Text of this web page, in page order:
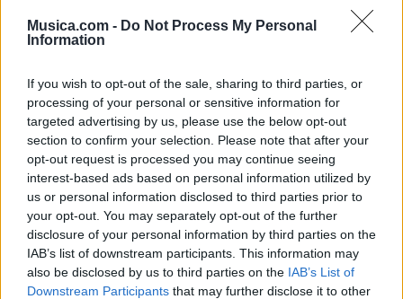
Musica.com - Do Not Process My Personal
Information
If you wish to opt-out of the sale, sharing to third parties, or
processing of your personal or sensitive information for
targeted advertising by us, please use the below opt-out
section to confirm your selection. Please note that after your
opt-out request is processed you may continue seeing
interest-based ads based on personal information utilized by
us or personal information disclosed to third parties prior to
your opt-out. You may separately opt-out of the further
disclosure of your personal information by third parties on the
IAB’s list of downstream participants. This information may
also be disclosed by us to third parties on the IAB’s List of
Downstream Participants that may further disclose it to other
Añadir un comentario ...
🪐🚀 Canciones para Ver las Estrellas:
Psicodelia y Space Rock 🎸✨
🌌🚀 Viaje intergaláctico: la mejor selección de
psicodelia, space rock y atmósferas cósmicas para
tus noches de astronomía. 🪐🎸 Desconecta, mira
al firmamento y siente la gravedad cero. 💾 ¡Guarda
esta colección para tu próxima noche estrellada!
✨⭐